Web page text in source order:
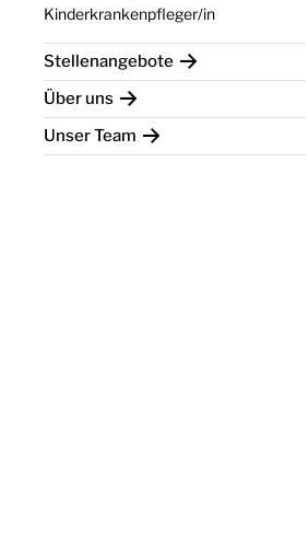
Kinderkrankenpfleger/in
Stellenangebote
Über uns
Unser Team